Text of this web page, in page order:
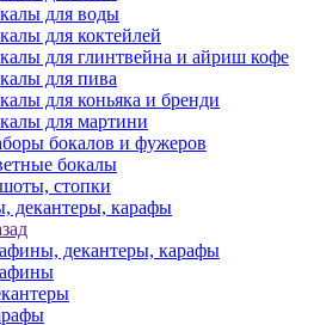
для воды
для коктейлей
для глинтвейна и айриш кофе
для пива
для коньяка и бренди
для мартини
бокалов и фужеров
бокалы
стопки
декантеры, карафы
декантеры, карафы